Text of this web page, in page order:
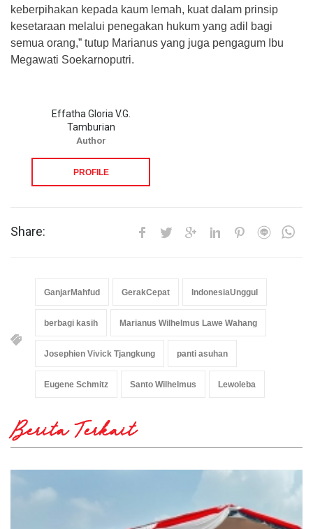
keberpihakan kepada kaum lemah, kuat dalam prinsip
kesetaraan melalui penegakan hukum yang adil bagi
semua orang,” tutup Marianus yang juga pengagum Ibu
Megawati Soekarnoputri.
Effatha Gloria V.G.
Tamburian
Author
PROFILE
Share:
GanjarMahfud GerakCepat IndonesiaUnggul
berbagi kasih Marianus Wilhelmus Lawe Wahang
Josephien Vivick Tjangkung panti asuhan
Eugene Schmitz Santo Wilhelmus Lewoleba
Berita Terkait